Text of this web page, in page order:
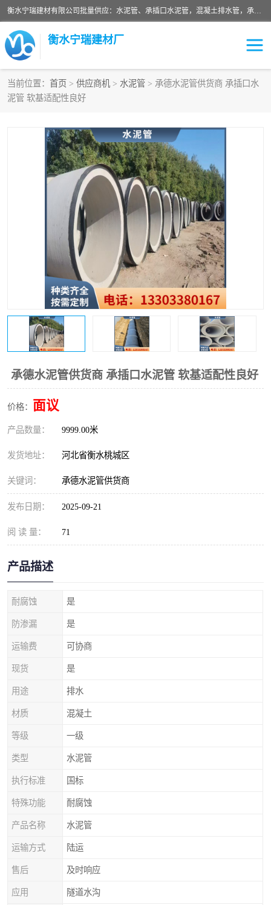
衡水宁瑞建材有限公司批量供应：水泥管、承插口水泥管，混凝土排水管，承插口水泥管，企口水泥管，钢承口水泥管，顶管，平口水泥管，水泥检查井，混凝土检查井，预制混凝土检查井，矩形检查井，圆形检查井等产品。
衡水宁瑞建材厂
当前位置： 首页 > 供应商机 > 水泥管 > 承德水泥管供货商 承插口水
泥管 软基适配性良好
承德水泥管供货商 承插口水泥管 软基适配性良好
价格： 面议
产品数量： 9999.00米
发货地址： 河北省衡水桃城区
关键词： 承德水泥管供货商
发布日期： 2025-09-21
阅 读 量： 71
产品描述
耐腐蚀 是
防渗漏 是
运输费 可协商
现货 是
用途 排水
材质 混凝土
等级 一级
类型 水泥管
执行标准 国标
特殊功能 耐腐蚀
产品名称 水泥管
运输方式 陆运
售后 及时响应
应用 隧道水沟
检查井
水泥检查井 水泥管
圆形检查井 矩形检查井
混凝土检查井 预制混凝土检查井
钢承口水泥管